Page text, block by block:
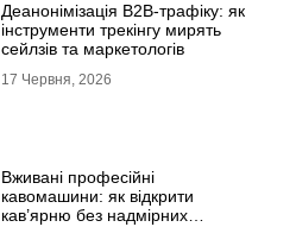
Деанонімізація B2B-трафіку: як
інструменти трекінгу мирять
сейлзів та маркетологів
17 Червня, 2026
Вживані професійні
кавомашини: як відкрити
кав’ярню без надмірних